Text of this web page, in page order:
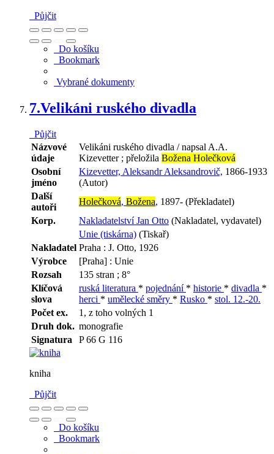
Půjčit
Do košíku
Bookmark
Vybrané dokumenty
7.Velikáni ruského divadla
Půjčit
Názvové
údaje
Velikáni ruského divadla / napsal A.A.
Kizevetter ; přeložila Božena Holečková
Osobní
jméno
Kizevetter, Aleksandr Aleksandrovič, 1866-1933
(Autor)
Další
autoři
Holečková, Božena, 1897- (Překladatel)
Korp.
Nakladatelství Jan Otto (Nakladatel, vydavatel)
Unie (tiskárna) (Tiskař)
Nakladatel Praha : J. Otto, 1926
Výrobce
[Praha] : Unie
Rozsah
135 stran ; 8°
Klíčová
slova
ruská literatura * pojednání * historie * divadla *
herci * umělecké směry * Rusko * stol. 12.-20.
Počet ex.
1, z toho volných 1
Druh dok. monografie
Signatura
P 66 G 116
kniha
Půjčit
Do košíku
Bookmark